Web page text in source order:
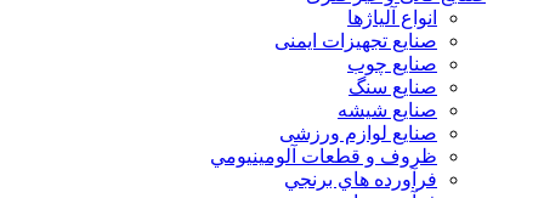
انواع آلياژها
صنایع تجهیزات ایمنی
صنایع چوب
صنایع سنگ
صنایع شیشه
صنایع لوازم ورزشی
ظروف و قطعات آلومينيومي
فرآورده هاي برنجي